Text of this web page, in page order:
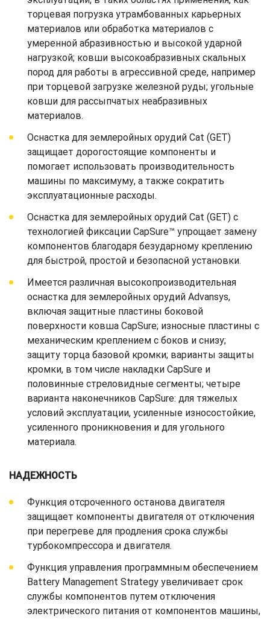
торцевая погрузка утрамбованных карьерных
материалов или обработка материалов с
умеренной абразивностью и высокой ударной
нагрузкой; ковши высокоабразивных скальных
пород для работы в агрессивной среде, например
при торцевой загрузке железной руды; угольные
ковши для рассыпчатых неабразивных
материалов.
Оснастка для землеройных орудий Cat (GET)
защищает дорогостоящие компоненты и
помогает использовать производительность
машины по максимуму, а также сократить
эксплуатационные расходы.
Оснастка для землеройных орудий Cat (GET) с
технологией фиксации CapSure™ упрощает замену
компонентов благодаря безударному креплению
для быстрой, простой и безопасной установки.
Имеется различная высокопроизводительная
оснастка для землеройных орудий Advansys,
включая защитные пластины боковой
поверхности ковша CapSure; износные пластины с
механическим креплением c боков и снизу;
защиту торца базовой кромки; варианты защиты
кромки, в том числе накладки CapSure и
половинные стреловидные сегменты; четыре
варианта наконечников CapSure: для тяжелых
условий эксплуатации, усиленные износостойкие,
усиленного проникновения и для угольного
материала.
НАДЕЖНОСТЬ
Функция отсроченного останова двигателя
защищает компоненты двигателя от отключения
при перегреве для продления срока службы
турбокомпрессора и двигателя.
Функция управления программным обеспечением
Battery Management Strategy увеличивает срок
службы компонентов путем отключения
электрического питания от компонентов машины,